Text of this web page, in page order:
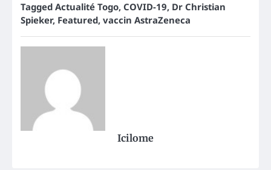
Tagged Actualité Togo, COVID-19, Dr Christian
Spieker, Featured, vaccin AstraZeneca
Icilome